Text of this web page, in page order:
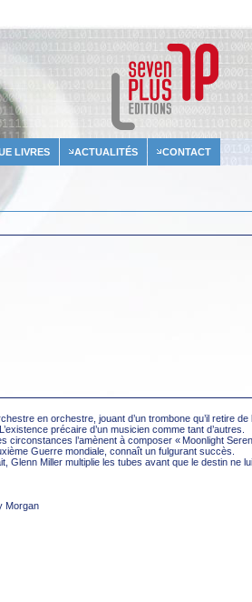
LIVRES ACTUALITÉS CONTACT
en orchestre, jouant d’un trombone qu’il retire de
précaire d’un musicien comme tant d’autres.
circonstances l’amènent à composer « Moonlight
Guerre mondiale, connaît un fulgurant succès.
Glenn Miller multiplie les tubes avant que le destin ne
Morgan